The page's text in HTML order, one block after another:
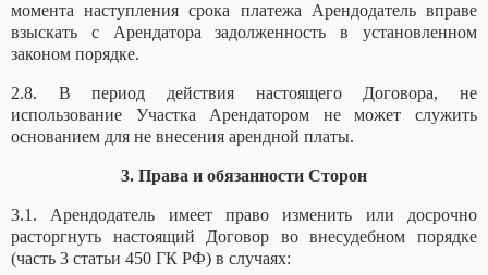
момента наступления срока платежа Арендодатель вправе
взыскать с Арендатора задолженность в установленном
законом порядке.
2.8. В период действия настоящего Договора, не
использование Участка Арендатором не может служить
основанием для не внесения арендной платы.
3. Права и обязанности Сторон
3.1. Арендодатель имеет право изменить или досрочно
расторгнуть настоящий Договор во внесудебном порядке
(часть 3 статьи 450 ГК РФ) в случаях: